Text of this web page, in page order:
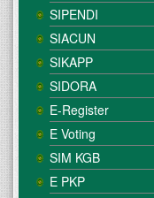
SIPENDI
SIACUN
SIKAPP
SIDORA
E-Register
E Voting
SIM KGB
E PKP